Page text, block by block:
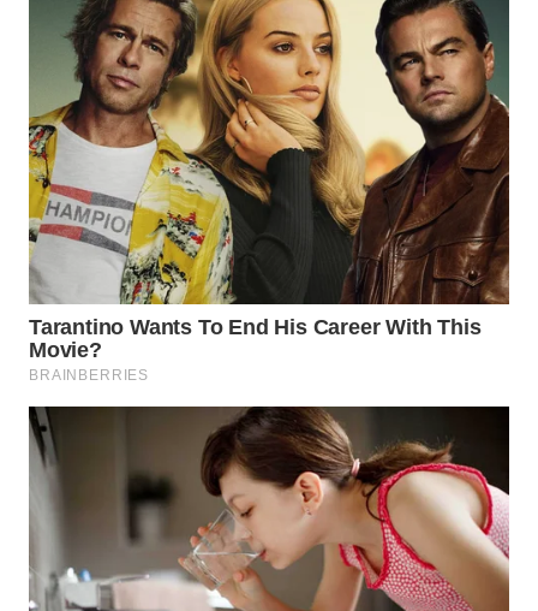
PADANG
LAWAS
WN
SUMEDANG
WN
CIANJUR
KEPULAUAN
SERIBU
TANGERANG
WN
CIREBON